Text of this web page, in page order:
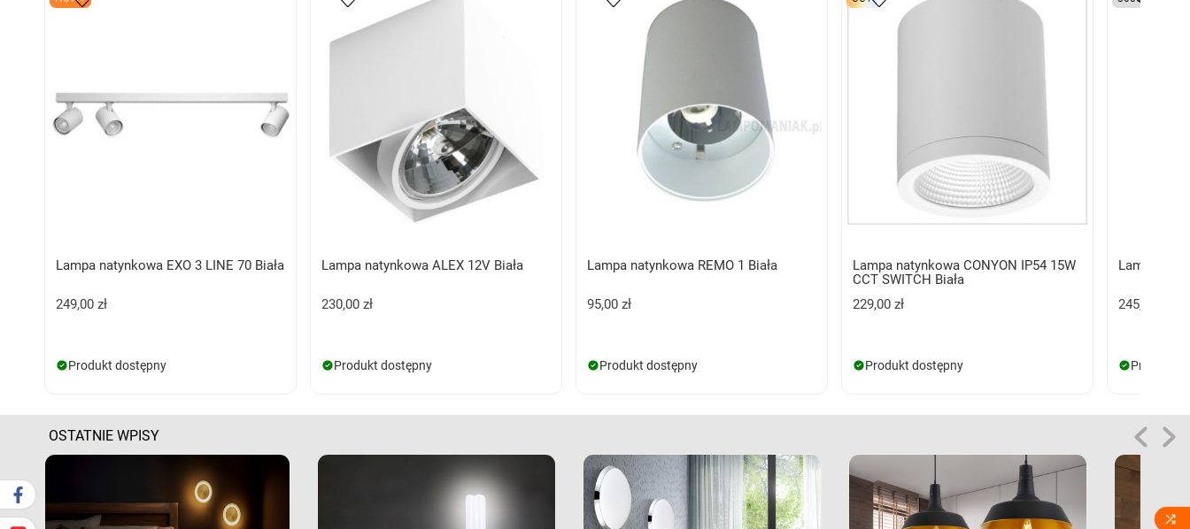
Lampa natynkowa EXO 3 LINE 70 Biała
249,00 zł
Produkt dostępny
Lampa natynkowa ALEX 12V Biała
230,00 zł
Produkt dostępny
Lampa natynkowa REMO 1 Biała
95,00 zł
Produkt dostępny
Lampa natynkowa CONYON IP54 15W
CCT SWITCH Biała
229,00 zł
Produkt dostępny
Lampa
245,00 zł
Produkt
OSTATNIE WPISY
